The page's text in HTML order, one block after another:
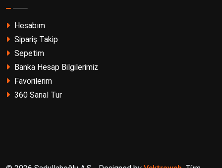
Hesabım
Sipariş Takip
Sepetim
Banka Hesap Bilgilerimiz
Favorilerim
360 Sanal Tur